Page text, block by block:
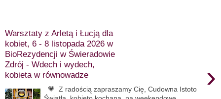
Warsztaty z Arletą i Łucją dla
kobiet, 6 - 8 listopada 2026 w
BioRezydencji w Świeradowie
Zdrój - Wdech i wydech,
kobieta w równowadze
›
💗 Z radością zapraszamy Cię, Cudowna Istoto